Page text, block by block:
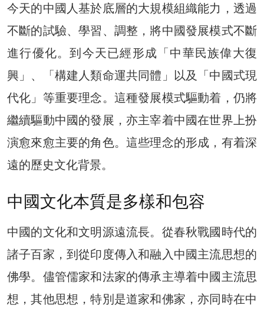
今天的中國人基於底層的大規模組織能力，透過
不斷的試驗、學習、調整，將中國發展模式不斷
進行優化。到今天已經形成「中華民族偉大復
興」、「構建人類命運共同體」以及「中國式現
代化」等重要理念。這種發展模式驅動着，仍將
繼續驅動中國的發展，亦主宰着中國在世界上扮
演愈來愈主要的角色。這些理念的形成，有着深
遠的歷史文化背景。
中國文化本質是多樣和包容
中國的文化和文明源遠流長。從春秋戰國時代的
諸子百家，到從印度傳入和融入中國主流思想的
佛學。儘管儒家和法家的傳承主導着中國主流思
想，其他思想，特別是道家和佛家，亦同時在中